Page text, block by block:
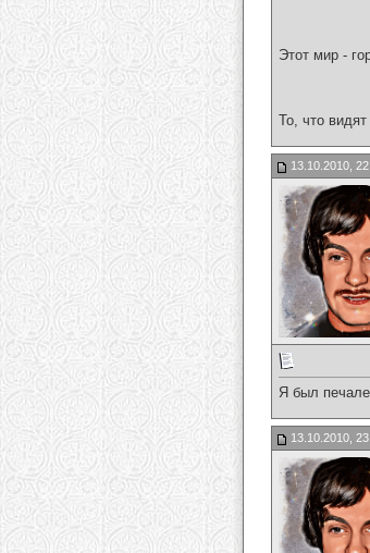
Этот мир -
То, что
13.10.2010,
Я был
13.10.2010,